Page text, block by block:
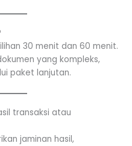
30 menit dan 60 menit.
yang kompleks,
paket lanjutan.
transaksi atau
jaminan hasil,